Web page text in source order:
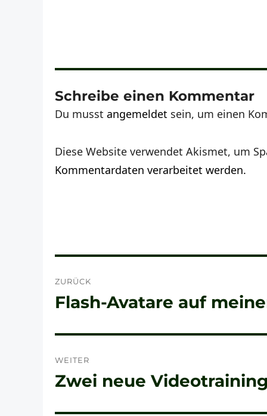
Schreibe einen Kommentar
Du musst angemeldet sein, um einen
Diese Website verwendet Akismet, um
Kommentardaten verarbeitet werden.
ZURÜCK
Vorheriger
Flash-Avatare auf
WEITER
Nächster
Zwei neue Videotraining